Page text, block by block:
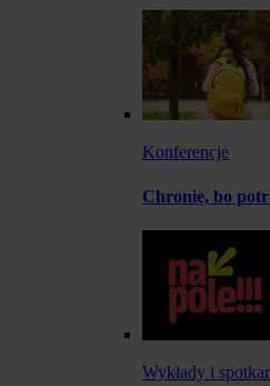
Konferencje
Chronię, bo
Wykłady i